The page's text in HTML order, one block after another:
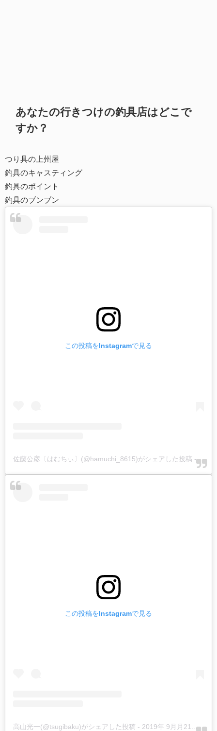
あなたの行きつけの釣具店はどこで
すか？
つり具の上州屋
釣具のキャスティング
釣具のポイント
釣具のブンブン
この投稿をInstagramで見る
佐藤公彦〔はむちぃ〕(@hamuchi_8615)がシェアした投稿 - 2020
この投稿をInstagramで見る
高山光一(@tsugibaku)がシェアした投稿 - 2019年 9月月21日午後11時17分PDT